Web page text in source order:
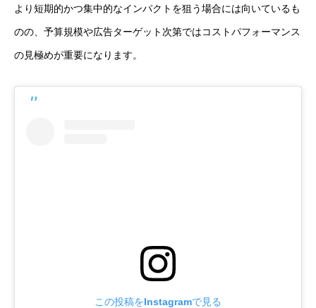
より短期的かつ集中的なインパクトを狙う場合には向いているも
のの、予算規模や広告ターゲット次第ではコストパフォーマンス
の見極めが重要になります。
この投稿をInstagramで見る